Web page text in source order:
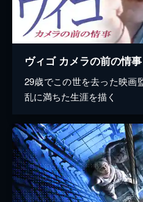
ヴィゴ カメラの前の情事
29歳でこの世を去った映画
乱に満ちた生涯を描く